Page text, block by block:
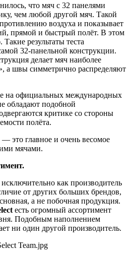
что мяч с 32 панелями
чем любой другой мяч. Такой
воздуха и показывает
прямой и быстрый полёт. В этом
результаты теста
32-панельной конструкции.
делает мяч наиболее
а швы симметрично распределяют
на официальных международных
обладают подобной
критике со стороны
полёта.
это главное и очень весомое
мячами.
как производитель
от других больших брендов,
а не побочная продукция.
есть огромный ассортимент
Подобным наполнением
ни один другой производитель.